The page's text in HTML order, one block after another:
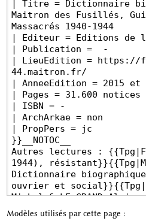
Modèles utilisés par cette page :